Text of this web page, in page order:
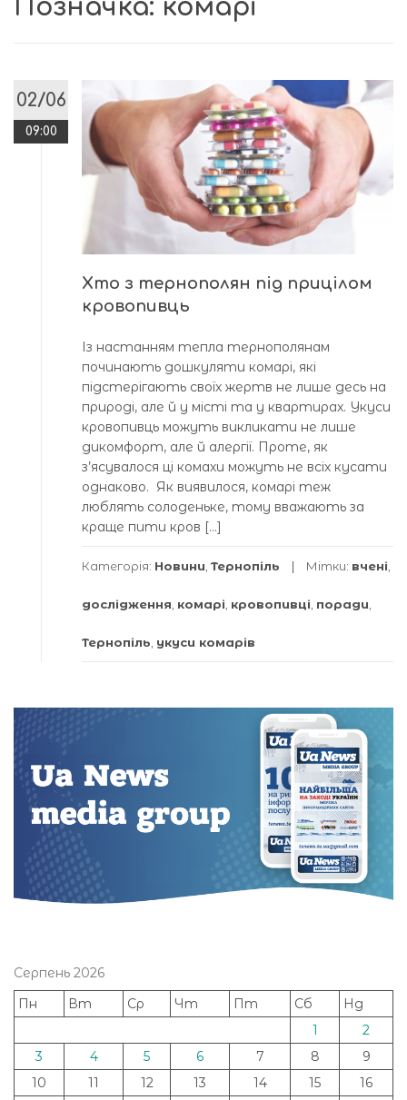
Позначка: комарі
02/06
09:00
Хто з тернополян під прицілом
кровопивць
Із настанням тепла тернополянам
починають дошкуляти комарі, які
підстерігають своїх жертв не лише десь на
природі, але й у місті та у квартирах. Укуси
кровопивць можуть викликати не лише
дикомфорт, але й алергії. Проте, як
з’ясувалося ці комахи можуть не всіх кусати
однаково. Як виявилося, комарі теж
люблять солоденьке, тому вважають за
краще пити кров […]
Категорія: Новини Тернопіль Мітки: вчені
дослідження комарі кровопивці поради
Тернопіль укуси комарів
Серпень 2026
Пн
Вт Ср Чт Пт Сб
Нд
1
2
3
4 5 6 7 8
9
10
11 12 13 14 15
16